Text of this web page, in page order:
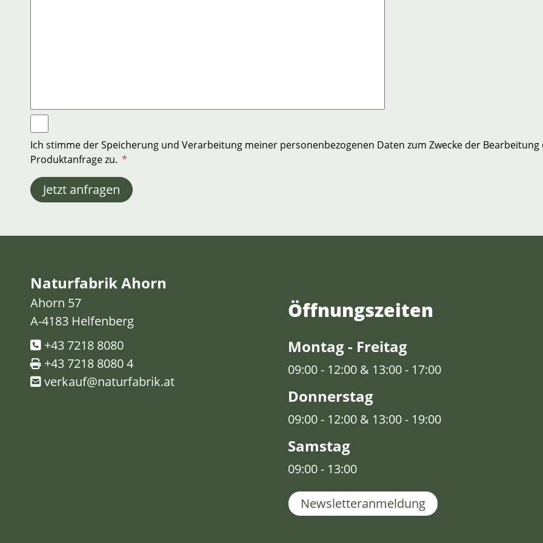
Ich stimme der Speicherung und Verarbeitung meiner personenbezogenen Daten zum Zwecke der Bearbeitung
Produktanfrage zu. *
Jetzt anfragen
Naturfabrik Ahorn
Ahorn 57
A-4183 Helfenberg
+43 7218 8080
+43 7218 8080 4
verkauf@naturfabrik.at
Öffnungs­zeiten
Montag - Freitag
09:00 - 12:00 & 13:00 - 17:00
Donnerstag
09:00 - 12:00 & 13:00 - 19:00
Samstag
09:00 - 13:00
Newsletteranmeldung